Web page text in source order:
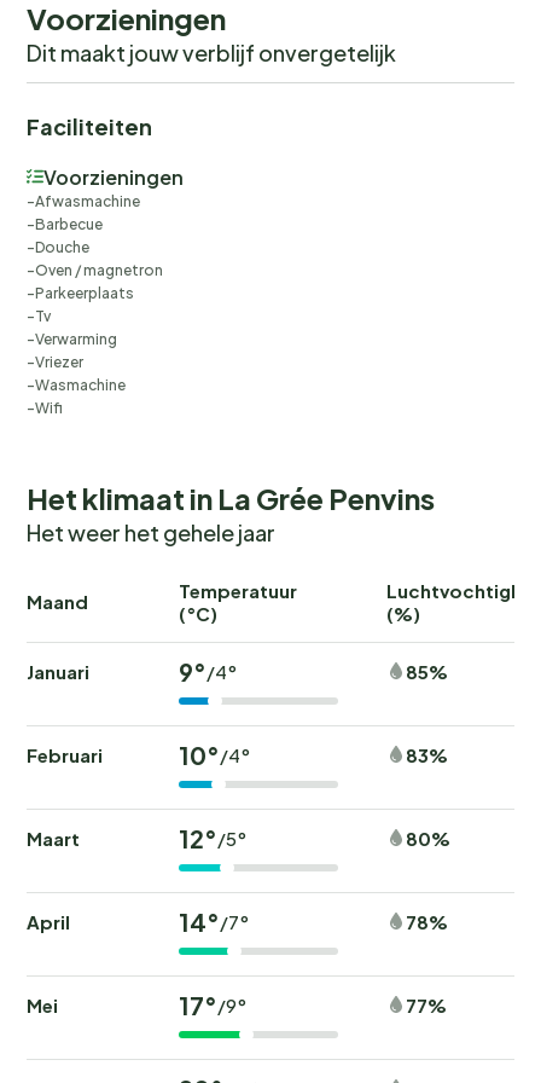
Voorzieningen
Dit maakt jouw verblijf onvergetelijk
Faciliteiten
Voorzieningen
Afwasmachine
Barbecue
Douche
Oven / magnetron
Parkeerplaats
Tv
Verwarming
Vriezer
Wasmachine
Wifi
Het klimaat in La Grée Penvins
Het weer het gehele jaar
Maand
Temperatuur
(°C)
(%)
Januari 9°/4° 85%
Februari 10°/4° 83%
Maart 12°/5° 80%
April 14°/7° 78%
Mei 17°/9° 77%